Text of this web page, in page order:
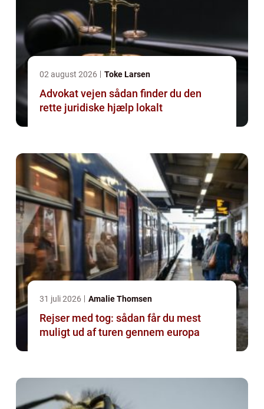
02 august 2026 Toke Larsen
Advokat vejen sådan finder du den
rette juridiske hjælp lokalt
31 juli 2026 Amalie Thomsen
Rejser med tog: sådan får du mest
muligt ud af turen gennem europa